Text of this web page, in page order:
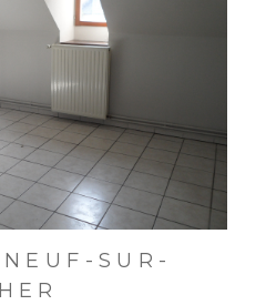
SUR-